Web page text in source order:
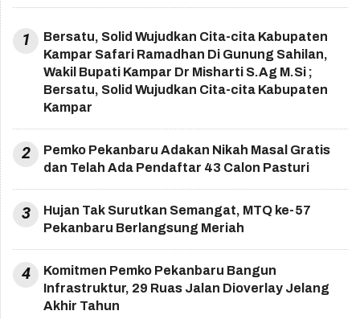
1
Bersatu, Solid Wujudkan Cita-cita Kabupaten
Kampar Safari Ramadhan Di Gunung Sahilan,
Wakil Bupati Kampar Dr Misharti S.Ag M.Si ;
Bersatu, Solid Wujudkan Cita-cita Kabupaten
Kampar
2
Pemko Pekanbaru Adakan Nikah Masal Gratis
dan Telah Ada Pendaftar 43 Calon Pasturi
3
Hujan Tak Surutkan Semangat, MTQ ke-57
Pekanbaru Berlangsung Meriah
4
Komitmen Pemko Pekanbaru Bangun
Infrastruktur, 29 Ruas Jalan Dioverlay Jelang
Akhir Tahun